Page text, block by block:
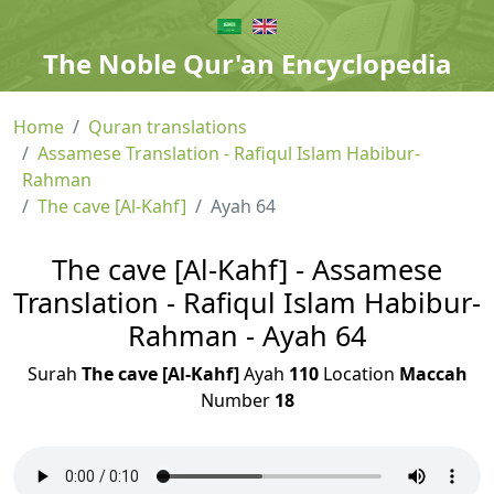
The Noble Qur'an Encyclopedia
Home
Quran translations
Assamese Translation - Rafiqul Islam Habibur-
Rahman
The cave [Al-Kahf]
Ayah 64
The cave [Al-Kahf] - Assamese
Translation - Rafiqul Islam Habibur-
Rahman - Ayah 64
Surah The cave [Al-Kahf]Ayah 110Location Maccah
Number 18